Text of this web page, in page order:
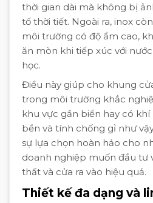
thời gian dài mà không bị
tố thời tiết. Ngoài ra, inox
môi trường có độ ẩm cao,
ăn mòn khi tiếp xúc với
học.
Điều này giúp cho khung
trong môi trường khắc
khu vực gần biển hay có khí
bền và tính chống gỉ như
sự lựa chọn hoàn hảo cho
doanh nghiệp muốn đầu tư
thất và cửa ra vào hiệu quả.
Thiết kế đa dạng và